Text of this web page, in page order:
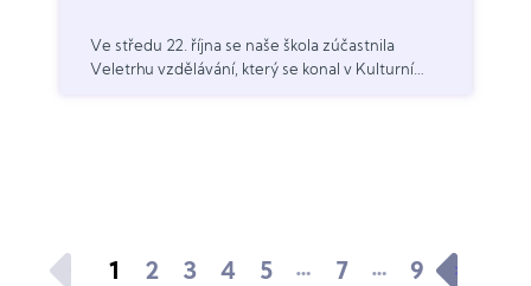
Ve středu 22. října se naše škola zúčastnila
Veletrhu vzdělávání, který se konal v Kulturním
1 2 3 4 5 … 7 … 9